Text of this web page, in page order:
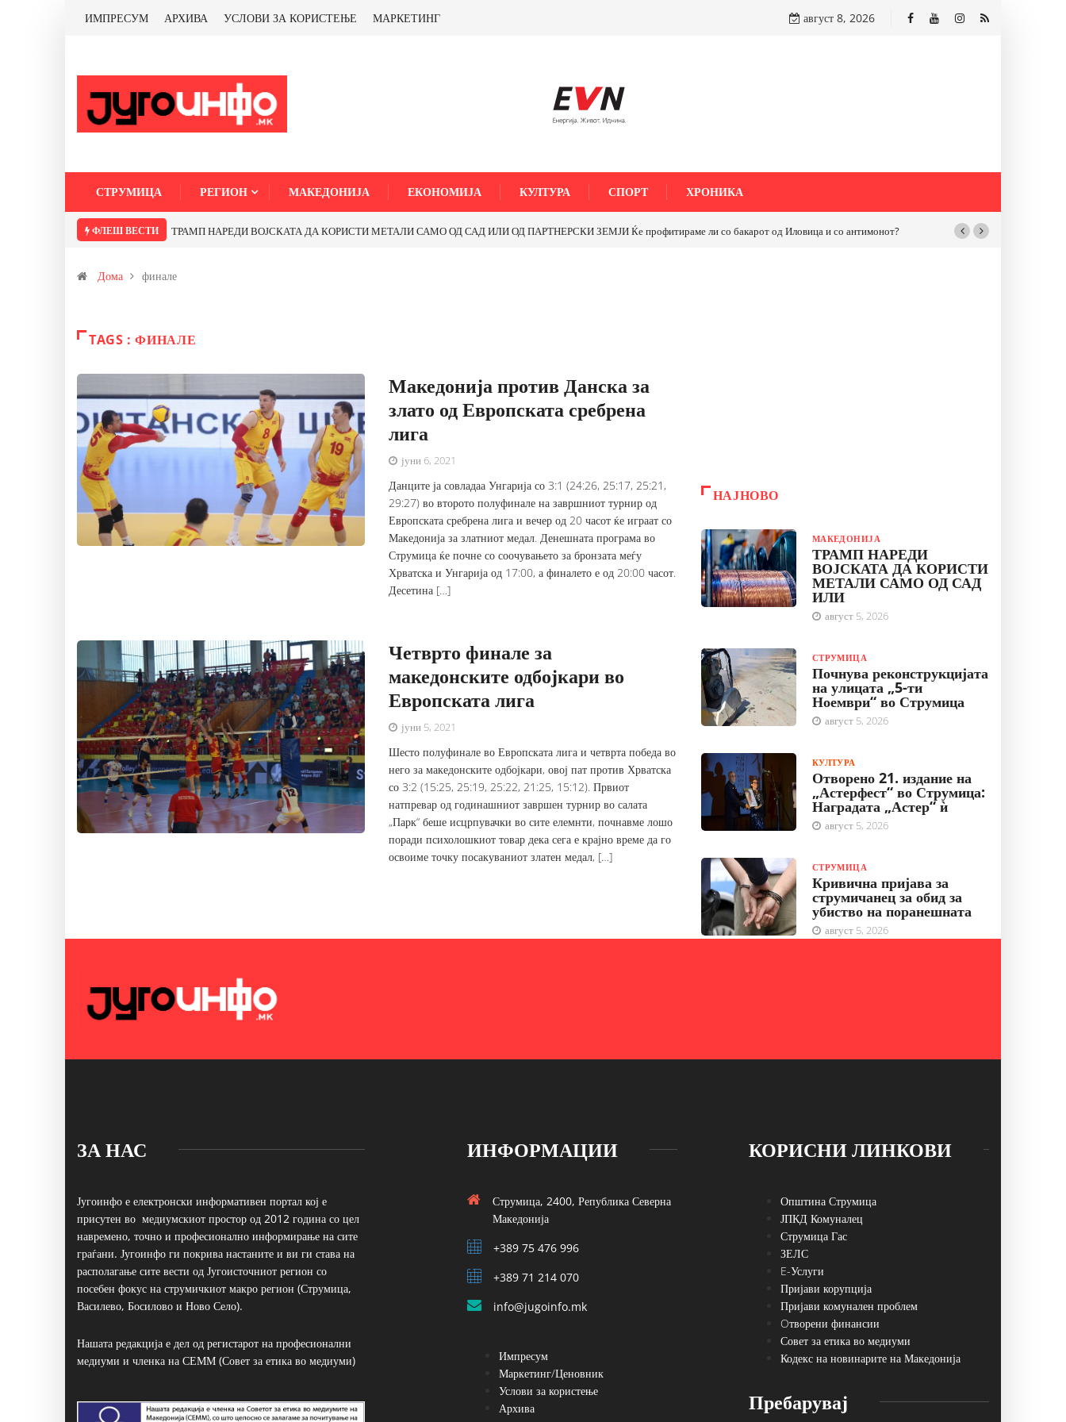
ИМПРЕСУМ АРХИВА УСЛОВИ ЗА КОРИСТЕЊЕ МАРКЕТИНГ август 8, 2026
СТРУМИЦА РЕГИОН МАКЕДОНИЈА ЕКОНОМИЈА КУЛТУРА СПОРТ ХРОНИКА
ФЛЕШ ВЕСТИ ТРАМП НАРЕДИ ВОЈСКАТА ДА КОРИСТИ МЕТАЛИ САМО ОД САД ИЛИ ОД ПАРТНЕРСКИ ЗЕМЈИ Ќе профитираме ли со бакарот од Иловица и со антимонот?
Дома финале
TAGS : ФИНАЛЕ
Македонија против Данска за
злато од Европската сребрена
лига
јуни 6, 2021
Данците ја совладаа Унгарија со 3:1 (24:26, 25:17, 25:21,
29:27) во второто полуфинале на завршниот турнир од
Европската сребрена лига и вечер од 20 часот ќе играат со
Македонија за златниот медал. Денешната програма во
Струмица ќе почне со соочувањето за бронзата меѓу
Хрватска и Унгарија од 17:00, а финалето е од 20:00 часот.
Десетина […]
Четврто финале за
македонските одбојкари во
Европската лига
јуни 5, 2021
Шесто полуфинале во Европската лига и четврта победа во
него за македонските одбојкари, овој пат против Хрватска
со 3:2 (15:25, 25:19, 25:22, 21:25, 15:12). Првиот
натпревар од годинашниот завршен турнир во салата
„Парк“ беше исцрпувачки во сите елемнти, почнавме лошо
поради психолошкиот товар дека сега е крајно време да го
освоиме точку посакуваниот златен медал, […]
НАЈНОВО
МАКЕДОНИЈА
ТРАМП НАРЕДИ
ВОЈСКАТА ДА КОРИСТИ
МЕТАЛИ САМО ОД САД
ИЛИ
август 5, 2026
СТРУМИЦА
Почнува реконструкцијата
на улицата „5-ти
Ноември“ во Струмица
август 5, 2026
КУЛТУРА
Отворено 21. издание на
„Астерфест“ во Струмица:
Наградата „Астер“ ѝ
август 5, 2026
СТРУМИЦА
Кривична пријава за
струмичанец за обид за
убиство на поранешната
август 5, 2026
ЗА НАС
Југоинфо е електронски информативен портал кој е
присутен во медиумскиот простор од 2012 година со цел
навремено, точно и професионално информирање на сите
граѓани. Југоинфо ги покрива настаните и ви ги става на
располагање сите вести од Југоисточниот регион со
посебен фокус на струмичкиот макро регион (Струмица,
Василево, Босилово и Ново Село).
Нашата редакција е дел од регистарот на професионални
медиуми и членка на СЕММ (Совет за етика во медиуми)
ИНФОРМАЦИИ
Струмица, 2400, Република Северна
Македонија
+389 75 476 996
+389 71 214 070
info@jugoinfo.mk
Импресум
Маркетинг/Ценовник
Услови за користење
Архива
КОРИСНИ ЛИНКОВИ
Општина Струмица
ЈПКД Комуналец
Струмица Гас
ЗЕЛС
E-Услуги
Пријави корупција
Пријави комунален проблем
Oтворени финансии
Совет за етика во медиуми
Кодекс на новинарите на Македонија
Пребарувај